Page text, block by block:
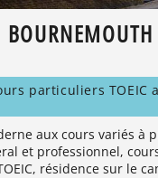
BOURNEMOUTH
particuliers TOEIC
aux cours variés à
et professionnel,
résidence sur le